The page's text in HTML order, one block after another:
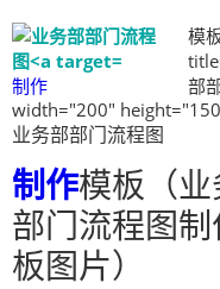
制作
模
部
width="200"
业务部部门流程图
制作模板（
部门流程图
板图片）